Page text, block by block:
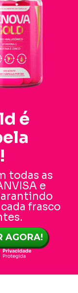
é
todas as
e
frasco
AGORA!